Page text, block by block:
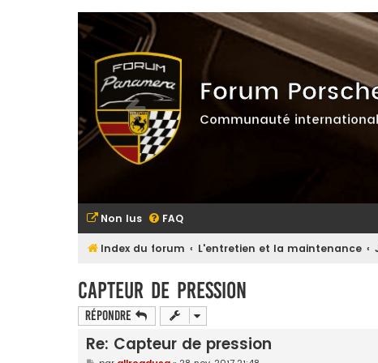
Forum
Communauté
Non lus FAQ
Index du forum L'entretien et la maintenance
Capteur de pression
Répondre
Re: Capteur de pression